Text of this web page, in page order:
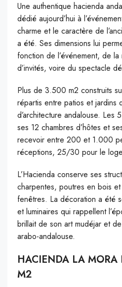
Une authentique hacienda
dédié aujourd’hui à
charme et le caractère de
a été. Ses dimensions lui
fonction de l’événement, de
d’invités, voire du spectacle
Plus de 3.500 m2 construits
répartis entre patios et jardins
d’architecture andalouse. Les
ses 12 chambres d’hôtes et
recevoir entre 200 et 1.000
réceptions, 25/30 pour le
L’Hacienda conserve ses
charpentes, poutres en bois
fenêtres. La décoration a été
et luminaires qui rappellent
brillait de son art mudéjar et
arabo-andalouse.
HACIENDA LA
M2